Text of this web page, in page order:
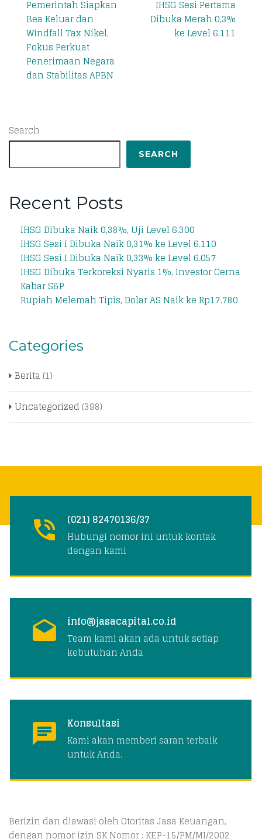
Pemerintah Siapkan
Bea Keluar dan
Windfall Tax Nikel,
Fokus Perkuat
Penerimaan Negara
dan Stabilitas APBN
IHSG Sesi Pertama
Dibuka Merah 0,3%
ke Level 6.111
Search
SEARCH
Recent Posts
IHSG Dibuka Naik 0,38%, Uji Level 6.300
IHSG Sesi I Dibuka Naik 0,31% ke Level 6.110
IHSG Sesi I Dibuka Naik 0,33% ke Level 6.057
IHSG Dibuka Terkoreksi Nyaris 1%, Investor Cerna
Kabar S&P
Rupiah Melemah Tipis, Dolar AS Naik ke Rp17.780
Categories
Berita (1)
Uncategorized (398)
(021) 82470136/37
Hubungi nomor ini untuk kontak
dengan kami
info@jasacapital.co.id
Team kami akan ada untuk setiap
kebutuhan Anda
Konsultasi
Kami akan memberi saran terbaik
untuk Anda.
Berizin dan diawasi oleh Otoritas Jasa Keuangan,
dengan nomor izin SK Nomor : KEP-15/PM/MI/2002